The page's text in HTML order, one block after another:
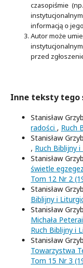
czasopiśmie
informacją o
Autor może
przed
Inne teksty tego
Stanisław
radości , Ruch
Stanisław
, Ruch Biblijny
Stanisław
świetle
Tom 12 Nr 2
Stanisław
Biblijny i
Stanisław
Michała
Ruch Biblijny i
Stanisław
Towarzystwa
Tom 15 Nr 3